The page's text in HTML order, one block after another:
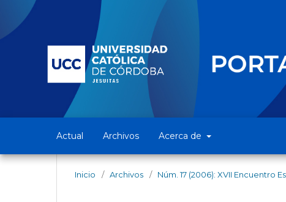
Actual Archivos Acerca de
Inicio / Archivos / Núm. 17 (2006): XVII Encuentro